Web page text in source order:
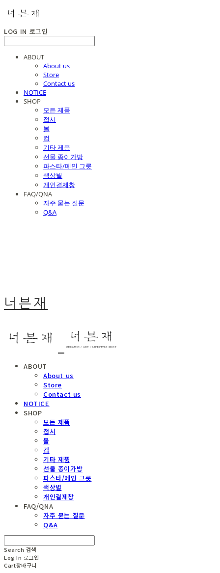
LOG IN 로그인
ABOUT
About us
Store
Contact us
NOTICE
SHOP
모든 제품
접시
볼
컵
기타 제품
선물 종이가방
파스타/메인 그릇
색상별
개인결제창
FAQ/QNA
자주 묻는 질문
Q&A
너븐재
ABOUT
About us
Store
Contact us
NOTICE
SHOP
모든 제품
접시
볼
컵
기타 제품
선물 종이가방
파스타/메인 그릇
색상별
개인결제창
FAQ/QNA
자주 묻는 질문
Q&A
Search 검색
Log In 로그인
Cart장바구니